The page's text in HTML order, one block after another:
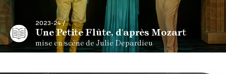
2023-24 /
Une Petite Flûte, d'après Mozart
mise en scène de Julie Depardieu